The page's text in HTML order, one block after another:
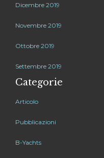
Dicembre 2019
Novembre 2019
Ottobre 2019
Settembre 2019
Categorie
Articolo
Pubblicazioni
B-Yachts